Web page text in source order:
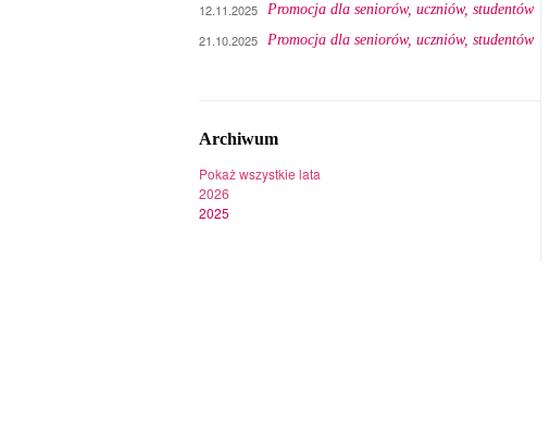
12.11.2025 Promocja dla seniorów, uczniów, studentów
21.10.2025 Promocja dla seniorów, uczniów, studentów
Archiwum
Pokaż wszystkie lata
2026
2025